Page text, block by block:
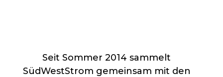
Seit Sommer 2014 sammelt
SüdWestStrom gemeinsam mit den